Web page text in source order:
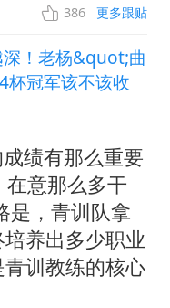
386 更多跟贴
深！老杨&quot;曲
冠军该不该收
绩有那么重要
意那么多干
是，青训队拿
养出多少职业
训教练的核心